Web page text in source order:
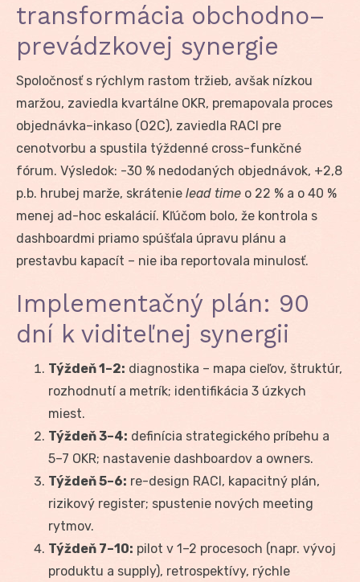
transformácia obchodno–
prevádzkovej synergie
Spoločnosť s rýchlym rastom tržieb, avšak nízkou
maržou, zaviedla kvartálne OKR, premapovala proces
objednávka–inkaso (O2C), zaviedla RACI pre
cenotvorbu a spustila týždenné cross-funkčné
fórum. Výsledok: -30 % nedodaných objednávok, +2,8
p.b. hrubej marže, skrátenie lead time o 22 % a o 40 %
menej ad-hoc eskalácií. Kľúčom bolo, že kontrola s
dashboardmi priamo spúšťala úpravu plánu a
prestavbu kapacít – nie iba reportovala minulosť.
Implementačný plán: 90
dní k viditeľnej synergii
Týždeň 1–2: diagnostika – mapa cieľov, štruktúr,
rozhodnutí a metrík; identifikácia 3 úzkych
miest.
Týždeň 3–4: definícia strategického príbehu a
5–7 OKR; nastavenie dashboardov a owners.
Týždeň 5–6: re-design RACI, kapacitný plán,
rizikový register; spustenie nových meeting
rytmov.
Týždeň 7–10: pilot v 1–2 procesoch (napr. vývoj
produktu a supply), retrospektívy, rýchle